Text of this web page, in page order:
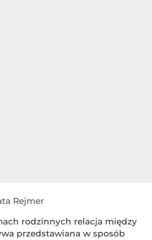
Rejmer
rodzinnych relacja między
przedstawiana w sposób